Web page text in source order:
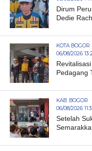
Dirum
Dedie
KOTA BOGOR
06/08/2026
Pedagang
KAB. BOGOR
06/08/2026
Setelah